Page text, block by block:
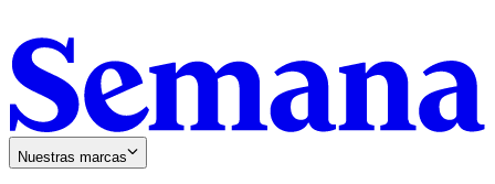
Nuestras marcas